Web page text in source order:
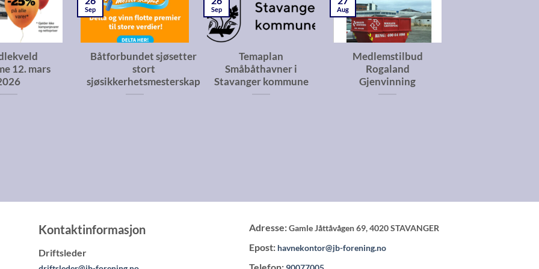
12. mars
Båtforbundet sjøsetter
stort
sjøsikkerhetsmesterskap
Sep
Temaplan
Småbåthavner i
Stavanger kommune
Sep
Medlemstilbud
Rogaland
Gjenvinning
Aug
Kontaktinformasjon
Driftsleder
Adresse:Gamle Jåttåvågen 69, 4020 STAVANGER
Epost: havnekontor@jb-forening.no
Telefon: